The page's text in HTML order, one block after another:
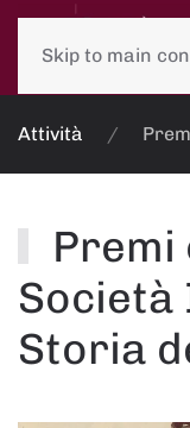
Skip to main
Attività
Società
Storia